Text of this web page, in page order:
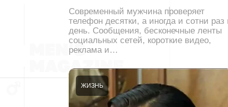
Современный мужчина проверяет
телефон десятки, а иногда и сотни раз
день. Сообщения, бесконечные ленты
социальных сетей, короткие видео,
реклама и…
ЖИЗНЬ